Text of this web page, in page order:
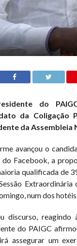
do
da Coligação
da Assembleia
avançou o
Facebook, a
qualificada de
num dos
discurso,
do PAIGC
assegurar um